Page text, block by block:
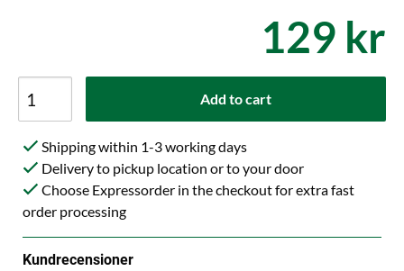
129 kr
Add to cart
Shipping within 1-3 working days
Delivery to pickup location or to your door
Choose Expressorder in the checkout for extra fast
order processing
Kundrecensioner